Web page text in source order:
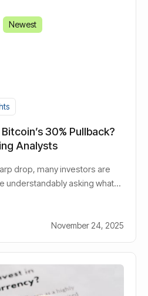
Newest
30% Pullback?
Analysts
drop, many investors are
understandably asking what
perspectives from analysts
- offer a clearer and more
November 24, 2025